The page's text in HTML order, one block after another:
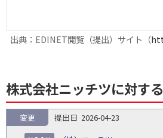
出典：EDINET閲覧（提出）サイト（
株式会社ニッチツに対す
告
2026-04-23
変更